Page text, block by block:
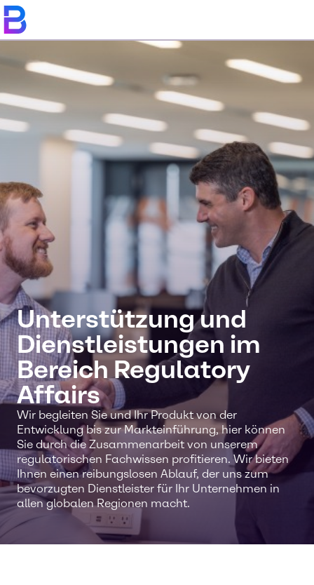
Unterstützung und
Dienstleistungen im
Bereich Regulatory
Affairs
Wir begleiten Sie und Ihr Produkt von der
Entwicklung bis zur Markteinführung, hier können
Sie durch die Zusammenarbeit von unserem
regulatorischen Fachwissen profitieren. Wir bieten
Ihnen einen reibungslosen Ablauf, der uns zum
bevorzugten Dienstleister für Ihr Unternehmen in
allen globalen Regionen macht.